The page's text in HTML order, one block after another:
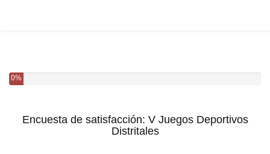
0%
Encuesta de satisfacción: V Juegos Deportivos
Distritales